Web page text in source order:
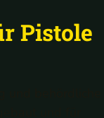
Pistole